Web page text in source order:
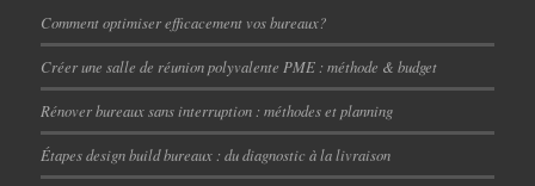
Comment optimiser efficacement vos bureaux?
Créer une salle de réunion polyvalente PME : méthode & budget
Rénover bureaux sans interruption : méthodes et planning
Étapes design build bureaux : du diagnostic à la livraison